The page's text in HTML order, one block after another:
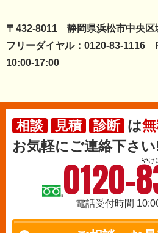
〒432-8011 静岡県浜松市中央区
フリーダイヤル：0120-83-1116
10:00-17:00
相談 見積 診断 は
お気軽にご連絡下さ
やけ
0120-
電話受付時間